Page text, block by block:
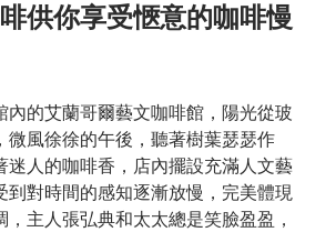
供你享受愜意的咖啡慢
內的艾蘭哥爾藝文咖啡館，陽光從玻
微風徐徐的午後，聽著樹葉瑟瑟作
迷人的咖啡香，店內擺設充滿人文藝
到對時間的感知逐漸放慢，完美體現
，主人張弘典和太太總是笑臉盈盈，